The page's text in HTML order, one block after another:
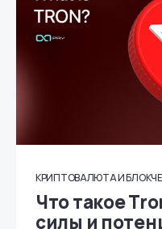
КРИПТОВАЛЮТА И
Что такое
силы и